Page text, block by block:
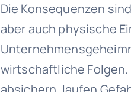
Die Konsequenzen
aber auch physische
wirtschaftliche